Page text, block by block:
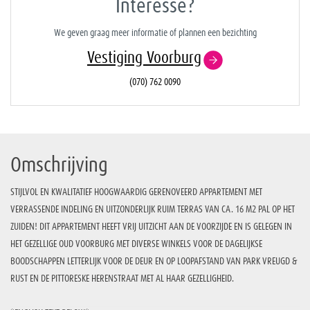
Interesse?
We geven graag meer informatie of plannen een bezichting
Vestiging Voorburg
(070) 762 0090
Omschrijving
STIJLVOL EN KWALITATIEF HOOGWAARDIG GERENOVEERD APPARTEMENT MET
VERRASSENDE INDELING EN UITZONDERLIJK RUIM TERRAS VAN CA. 16 M2 PAL OP HET
ZUIDEN! DIT APPARTEMENT HEEFT VRIJ UITZICHT AAN DE VOORZIJDE EN IS GELEGEN IN
HET GEZELLIGE OUD VOORBURG MET DIVERSE WINKELS VOOR DE DAGELIJKSE
BOODSCHAPPEN LETTERLIJK VOOR DE DEUR EN OP LOOPAFSTAND VAN PARK VREUGD &
RUST EN DE PITTORESKE HERENSTRAAT MET AL HAAR GEZELLIGHEID.